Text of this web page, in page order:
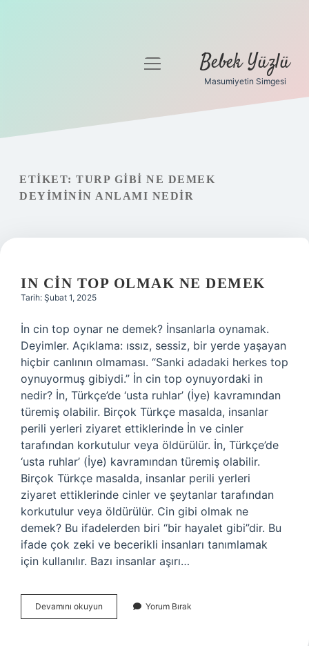
Gizlilik Politikası
menüyü
Bebek Yüzlü
Masumiyetin Simgesi
ETIKET: TURP GIBI NE DEMEK
DEYIMININ ANLAMI NEDIR
IN CIN TOP OLMAK NE DEMEK
Tarih: Şubat 1, 2025
İn cin top oynar ne demek? İnsanlarla oynamak.
Deyimler. Açıklama: ıssız, sessiz, bir yerde yaşayan
hiçbir canlının olmaması. “Sanki adadaki herkes top
oynuyormuş gibiydi.” İn cin top oynuyordaki in
nedir? İn, Türkçe’de ‘usta ruhlar’ (İye) kavramından
türemiş olabilir. Birçok Türkçe masalda, insanlar
perili yerleri ziyaret ettiklerinde İn ve cinler
tarafından korkutulur veya öldürülür. İn, Türkçe’de
‘usta ruhlar’ (İye) kavramından türemiş olabilir.
Birçok Türkçe masalda, insanlar perili yerleri
ziyaret ettiklerinde cinler ve şeytanlar tarafından
korkutulur veya öldürülür. Cin gibi olmak ne
demek? Bu ifadelerden biri “bir hayalet gibi”dir. Bu
ifade çok zeki ve becerikli insanları tanımlamak
için kullanılır. Bazı insanlar aşırı…
Devamını okuyun
Cin
Yorum Bırak